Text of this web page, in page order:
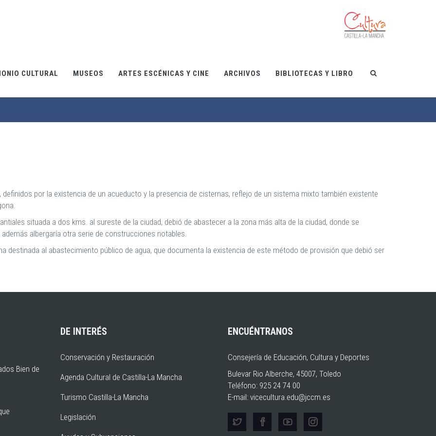
CULTURAL MUSEOS ARTES ESCÉNICAS Y CINE ARCHIVOS BIBLIOTECAS Y LIBRO
por la existencia de un acueducto y la presencia de cisternas, reflejo de un sistema mixto también existente
situada a dos kms. al sureste de la ciudad, debió de abastecer a la zona más alta de la ciudad, donde se
albergaría otra serie de construcciones notables.
destinada al abastecimiento público de agua, que documenta la existencia de este método de provisión que debió ser
Bien de
DE INTERÉS
Conservación y Restauración
Agenda Cultural de Castilla-La Mancha
Turismo Castilla-La Mancha
Legislación
ENCUÉNTRANOS
Consejería de Educación, Cultura y Deportes
Bulevar Rio Alberche, 45007, Toledo
Teléfono: 925 24 74 00
E-mail: vicecultura.edu@jccm.es